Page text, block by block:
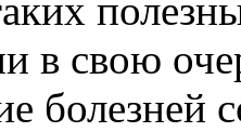
в свою
болезней